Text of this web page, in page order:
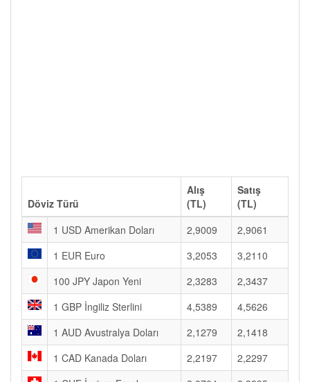
Döviz Türü
Alış
(TL)
Satış
(TL)
1 USD Amerikan Doları
2,9009
2,9061
1 EUR Euro
3,2053
3,2110
100 JPY Japon Yeni
2,3283
2,3437
1 GBP İngiliz Sterlini
4,5389
4,5626
1 AUD Avustralya Doları
2,1279
2,1418
1 CAD Kanada Doları
2,2197
2,2297